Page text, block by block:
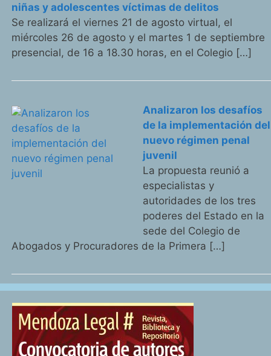
niñas y adolescentes víctimas de delitos
Se realizará el viernes 21 de agosto virtual, el
miércoles 26 de agosto y el martes 1 de septiembre
presencial, de 16 a 18.30 horas, en el Colegio […]
Analizaron los desafíos
de la implementación del
nuevo régimen penal
juvenil
La propuesta reunió a
especialistas y
autoridades de los tres
poderes del Estado en la
sede del Colegio de
Abogados y Procuradores de la Primera […]